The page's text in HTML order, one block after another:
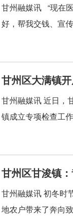
甘州融媒讯 “现在
好，帮我交钱、宣
甘州区大满镇
甘州融媒讯 近日，
镇成立专项检查工
甘州融媒讯 初冬时
地农户带来了奔向